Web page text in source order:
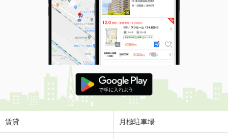
価 格
8.40万円
住 所
京都府京都市右京区太秦開日町
専有面積 64.8m²
間取り
2LDK
京都府京都市南区吉祥院中河原里北町
価 格
5万円
住 所
京都府京都市南区吉祥院中河原里北町
賃貸 月極駐車場